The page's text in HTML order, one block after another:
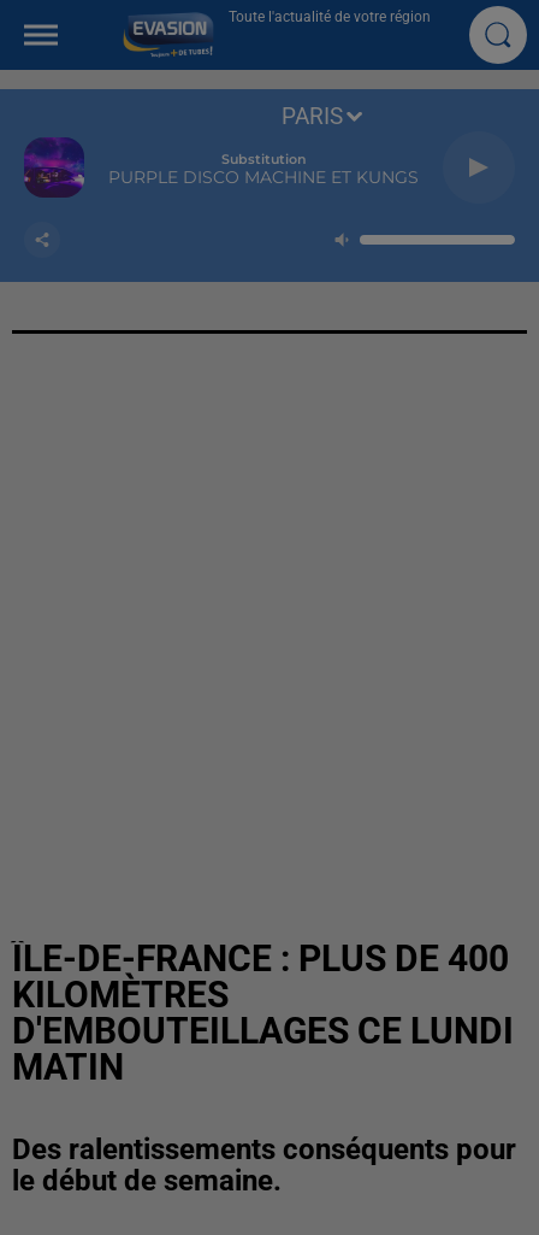
Toute l'actualité de votre région
Substitution
PURPLE DISCO MACHINE ET KUNGS
PARIS
ÎLE-DE-FRANCE : PLUS DE 400
KILOMÈTRES
D'EMBOUTEILLAGES CE LUNDI
MATIN
Des ralentissements conséquents pour
le début de semaine.